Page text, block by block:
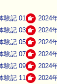
験記 01
2024
験記 03
2024
験記 05
2024
験記 07
2024
験記 09
2024
験記 11
2024